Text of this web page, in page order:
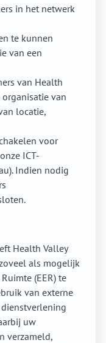
in het netwerk
te kunnen
van een
van Health
van
locatie,
voor
ICT-
Indien nodig
Health Valley
als mogelijk
(EER) te
van externe
uw
verzameld,